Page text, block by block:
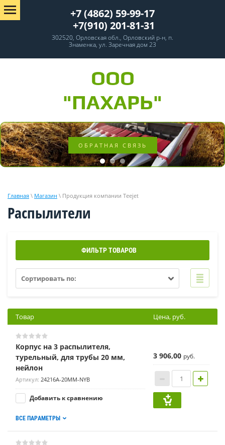
+7 (4862) 59-99-17
+7(910) 201-81-31
302520, Орловская обл., Орловский р-н, п.
Знаменка, ул. Заречная дом 23
ООО
"ПАХАРЬ"
ОБРАТНАЯ СВЯЗЬ
Главная \ Магазин \ Продукция компании Teejet
Распылители
ФИЛЬТР ТОВАРОВ
Сортировать по:
Товар Цена, руб.
Корпус на 3 распылителя,
турельный, для трубы 20 мм,
нейлон
Артикул: 24216A-20MM-NYB
Добавить к сравнению
ВСЕ ПАРАМЕТРЫ
3 906,00 руб.